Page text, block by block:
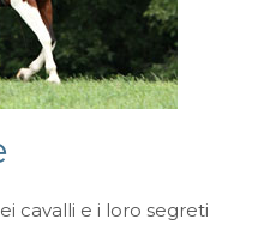
cavalli e i loro segreti